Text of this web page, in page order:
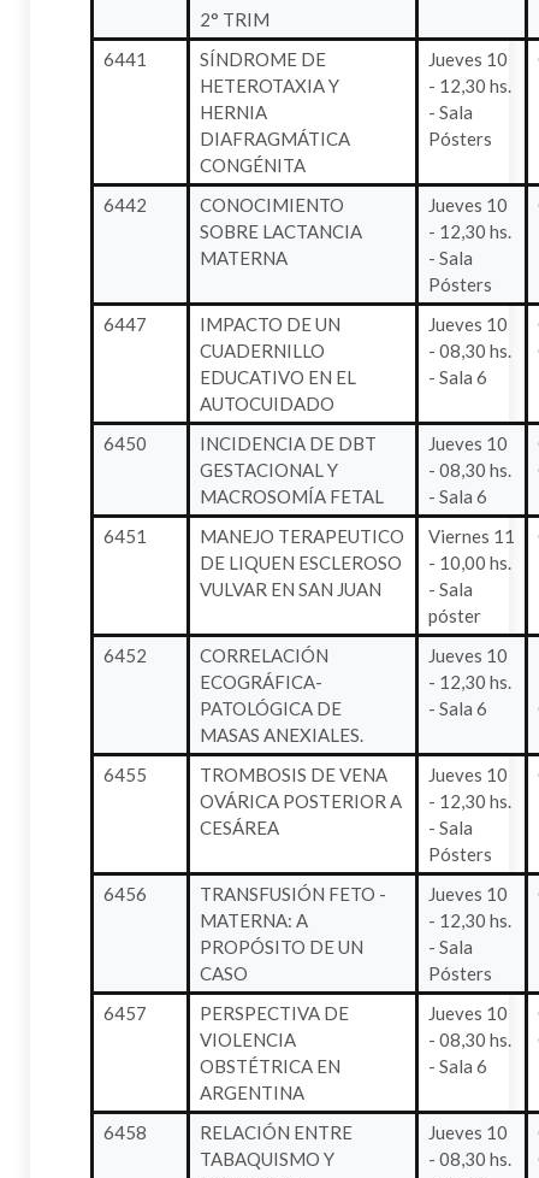
2° TRIM
6441
SÍNDROME DE
HETEROTAXIA Y
HERNIA
DIAFRAGMÁTICA
CONGÉNITA
Jueves 10
- 12,30 hs.
- Sala
Pósters
6442
CONOCIMIENTO
SOBRE LACTANCIA
MATERNA
Jueves 10
- 12,30 hs.
- Sala
Pósters
6447
IMPACTO DE UN
CUADERNILLO
EDUCATIVO EN EL
AUTOCUIDADO
Jueves 10
- 08,30 hs.
- Sala 6
6450
INCIDENCIA DE DBT
GESTACIONAL Y
MACROSOMÍA FETAL
Jueves 10
- 08,30 hs.
- Sala 6
6451
MANEJO TERAPEUTICO
DE LIQUEN ESCLEROSO
VULVAR EN SAN JUAN
Viernes 11
- 10,00 hs.
- Sala
póster
6452
CORRELACIÓN
ECOGRÁFICA-
PATOLÓGICA DE
MASAS ANEXIALES.
Jueves 10
- 12,30 hs.
- Sala 6
6455
TROMBOSIS DE VENA
OVÁRICA POSTERIOR A
CESÁREA
Jueves 10
- 12,30 hs.
- Sala
Pósters
6456
TRANSFUSIÓN FETO -
MATERNA: A
PROPÓSITO DE UN
CASO
Jueves 10
- 12,30 hs.
- Sala
Pósters
6457
PERSPECTIVA DE
VIOLENCIA
OBSTÉTRICA EN
ARGENTINA
Jueves 10
- 08,30 hs.
- Sala 6
6458
RELACIÓN ENTRE
TABAQUISMO Y
Jueves 10
- 08,30 hs.